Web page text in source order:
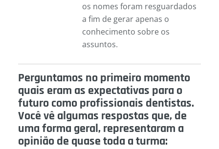
os nomes foram resguardados
a fim de gerar apenas o
conhecimento sobre os
assuntos.
Perguntamos no primeiro momento
quais eram as expectativas para o
futuro como profissionais dentistas.
Você vê algumas respostas que, de
uma forma geral, representaram a
opinião de quase toda a turma: